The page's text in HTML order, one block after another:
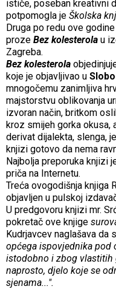
ističe, poseban kreativni
potpomogla je Školska
Druga po redu ove
proze Bez kolesterola u
Zagreba.
Bez kolesterola
koje je objavljivao u
mnogočemu zanimljiva
majstorstvu oblikovanja
izvoran način, britkom
kroz smijeh gorka okusa,
derivat dijalekta, slenga,
knjizi gotovo da nema
Najbolja preporuka knjizi
priča na Internetu.
Treća ovogodišnja knjiga
objavljen u pulskoj
U predgovoru knjizi mr.
pokretač ove knjige
Kudrjavcev naglašava da
općega ispovjednika pod
istodobno i zbog vlastitih
naprosto, djelo koje se
sjenama...".